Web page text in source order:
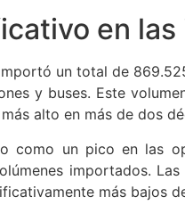
en
un total de
y buses. Este
alto en más de dos
como un pico en las
importados.
más bajos